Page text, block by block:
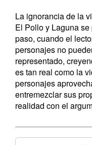
La ignorancia de la
El Pollo y Laguna
paso, cuando el
personajes no
representado,
es tan real como la
personajes
entremezclar sus
realidad con el